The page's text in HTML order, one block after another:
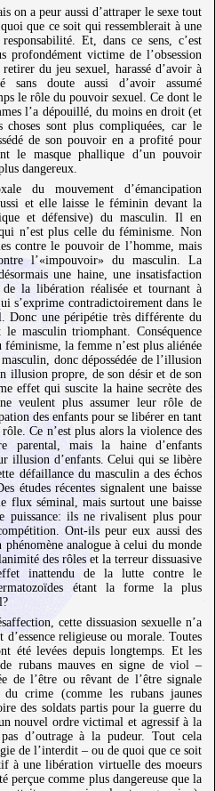
on a peur aussi d’attraper le sexe tout
que ce soit qui ressemblerait à une
Et, dans ce sens, c’est
profondément victime de l’obsession
du jeu sexuel, harassé d’avoir à
sans doute aussi d’avoir assumé
le rôle du pouvoir sexuel. Ce dont le
l’a dépouillé, du moins en droit (et
sont plus compliquées, car le
de son pouvoir en a profité pour
le masque phallique d’un pouvoir
dangereux.
du mouvement d’émancipation
et elle laisse le féminin devant la
et défensive) du masculin. Il en
n’est plus celle du féminisme. Non
contre le pouvoir de l’homme, mais
l’«impouvoir» du masculin. La
une haine, une insatisfaction
la libération réalisée et tournant à
s’exprime contradictoirement dans le
Donc une péripétie très différente du
masculin triomphant. Conséquence
la femme n’est plus aliénée
donc dépossédée de l’illusion
illusion propre, de son désir et de son
effet qui suscite la haine secrète des
veulent plus assumer leur rôle de
des enfants pour se libérer en tant
Ce n’est plus alors la violence des
parental, mais la haine d’enfants
illusion d’enfants. Celui qui se libère
défaillance du masculin a des échos
études récentes signalent une baisse
flux séminal, mais surtout une baisse
puissance: ils ne rivalisent plus pour
Ont-ils peur eux aussi des
analogue à celui du monde
des rôles et la terreur dissuasive
inattendu de la lutte contre le
étant la forme la plus
cette dissuasion sexuelle n’a
religieuse ou morale. Toutes
été levées depuis longtemps. Et les
rubans mauves en signe de viol –
de l’être ou rêvant de l’être signale
crime (comme les rubans jaunes
des soldats partis pour la guerre du
nouvel ordre victimal et agressif à la
d’outrage à la pudeur. Tout cela
de l’interdit – ou de quoi que ce soit
à une libération virtuelle des moeurs
perçue comme plus dangereuse que la